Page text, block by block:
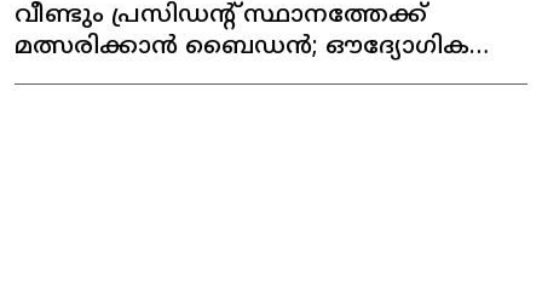
വീണ്ടും പ്രസിഡന്റ് സ്ഥാനത്തേക്ക്
മത്സരിക്കാൻ ബൈഡൻ; ഔദ്യോഗിക
പ്രഖ്യാപനം അടുത്ത ആഴ്ച